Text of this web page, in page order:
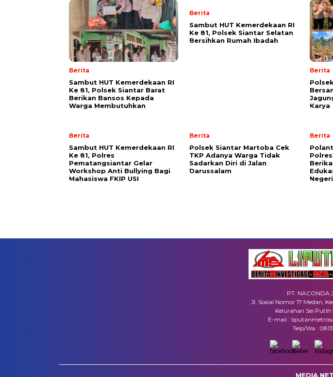
Berita
Sambut HUT Kemerdekaan RI
Ke 81, Polsek Siantar Barat
Berikan Bansos Kepada
Warga Membutuhkan
Berita
Sambut HUT Kemerdekaan RI
Ke 81, Polsek Siantar Selatan
Bersihkan Rumah Ibadah
Berita
Karya
Berita
Sambut HUT Kemerdekaan RI
Ke 81, Polres
Pematangsiantar Gelar
Workshop Anti Bullying Bagi
Mahasiswa FKIP USI
Berita
Polsek Siantar Martoba Cek
TKP Adanya Warga Tidak
Sadarkan Diri di Jalan
Darussalam
Berita
PT. NACONDA
Jl. Sosial Nomor 17 Medan,
Kelurahan Sei Putih
E-mail :
Telp/Wa :
MEDIA